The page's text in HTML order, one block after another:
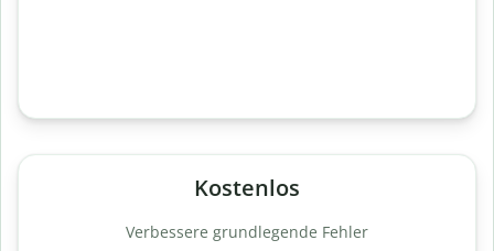
Kostenlos
Verbessere grundlegende Fehler